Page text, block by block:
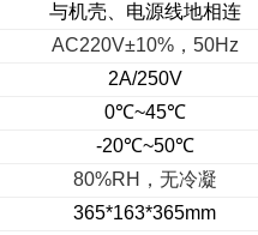
与机壳、电源线地相连
AC220V±10%， 50Hz
2A/250V
0℃~45℃
-20℃~50℃
80%RH ，无冷凝
365*163*365mm